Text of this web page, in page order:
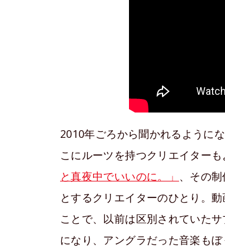
2010年ごろから聞かれるように
こにルーツを持つクリエイター
と真夜中でいいのに。」 、その
とするクリエイターのひとり。
ことで、以前は区別されていた
になり、アングラだった音楽も